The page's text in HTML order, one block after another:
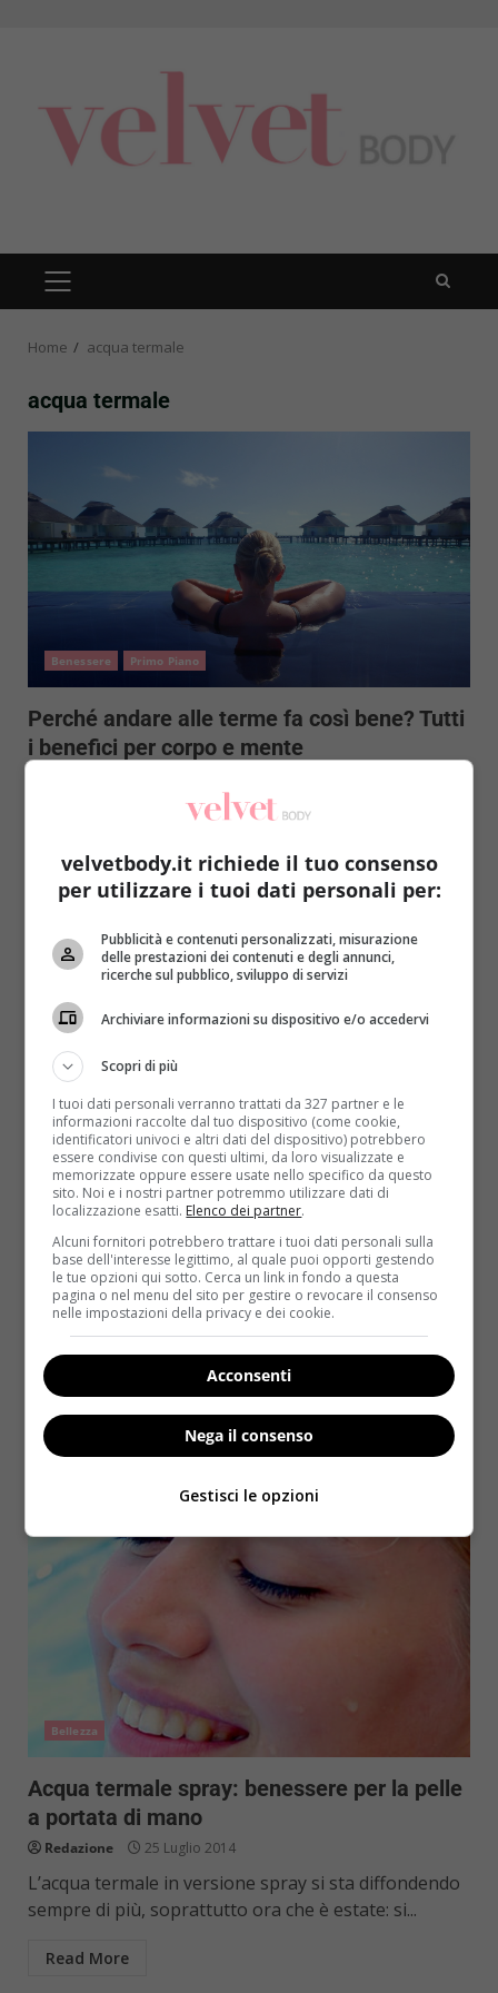
PRIMARY
MENU
Home acqua termale
acqua termale
Benessere Primo Piano
Perché andare alle terme fa così bene? Tutti
i benefici per corpo e mente
Già gli antichi Romani non potevano farne a meno,
dettaglio....
Notizie
Uriage: l’acqua termale protagonista di
un’intera linea cosmetica
Redazione 11 Agosto 2014
Novanta: creare una linea cosmetica basata
sull’acqua termale di Uriage....
Read More
Bellezza
Acqua termale spray: benessere per la pelle
a portata di mano
Redazione 25 Luglio 2014
L’acqua termale in versione spray si sta diffondendo
sempre di più, soprattutto ora che è estate: si...
Read More
velvetbody.it richiede il tuo consenso
per utilizzare i tuoi dati personali per:
Pubblicità e contenuti personalizzati, misurazione
delle prestazioni dei contenuti e degli annunci,
ricerche sul pubblico, sviluppo di servizi
Archiviare informazioni su dispositivo e/o accedervi
Scopri di più
I tuoi dati personali verranno trattati da 327 partner e le
informazioni raccolte dal tuo dispositivo (come cookie,
identificatori univoci e altri dati del dispositivo) potrebbero
essere condivise con questi ultimi, da loro visualizzate e
memorizzate oppure essere usate nello specifico da questo
sito. Noi e i nostri partner potremmo utilizzare dati di
localizzazione esatti. Elenco dei partner.
Alcuni fornitori potrebbero trattare i tuoi dati personali sulla
base dell'interesse legittimo, al quale puoi opporti gestendo
le tue opzioni qui sotto. Cerca un link in fondo a questa
pagina o nel menu del sito per gestire o revocare il consenso
nelle impostazioni della privacy e dei cookie.
Acconsenti
Nega il consenso
Gestisci le opzioni